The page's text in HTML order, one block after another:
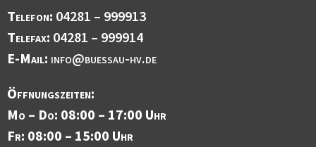
Telefon: 04281 – 999913
Telefax: 04281 – 999914
E-Mail: info@buessau-hv.de
Öffnungszeiten:
Mo – Do: 08:00 – 17:00 Uhr
Fr: 08:00 – 15:00 Uhr